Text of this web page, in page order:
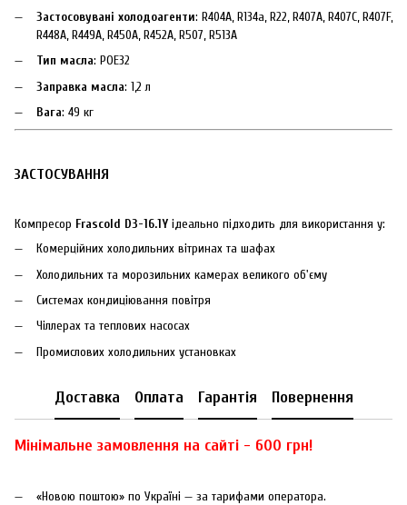
Застосовувані холодоагенти: R404A, R134a, R22, R407A, R407C, R407F,
R448A, R449A, R450A, R452A, R507, R513A
Тип масла: POE32
Заправка масла: 1,2 л
Вага: 49 кг
ЗАСТОСУВАННЯ
Компресор Frascold D3-16.1Y ідеально підходить для використання у:
Комерційних холодильних вітринах та шафах
Холодильних та морозильних камерах великого об'єму
Системах кондиціювання повітря
Чіллерах та теплових насосах
Промислових холодильних установках
Доставка Оплата Гарантія Повернення
Мінімальне замовлення на сайті - 600 грн!
«Новою поштою» по Україні — за тарифами оператора.